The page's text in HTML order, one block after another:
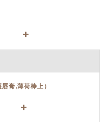
膏,薄荷棒上）